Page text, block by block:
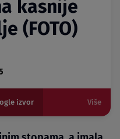
kasnije
(FOTO)
izvor Više